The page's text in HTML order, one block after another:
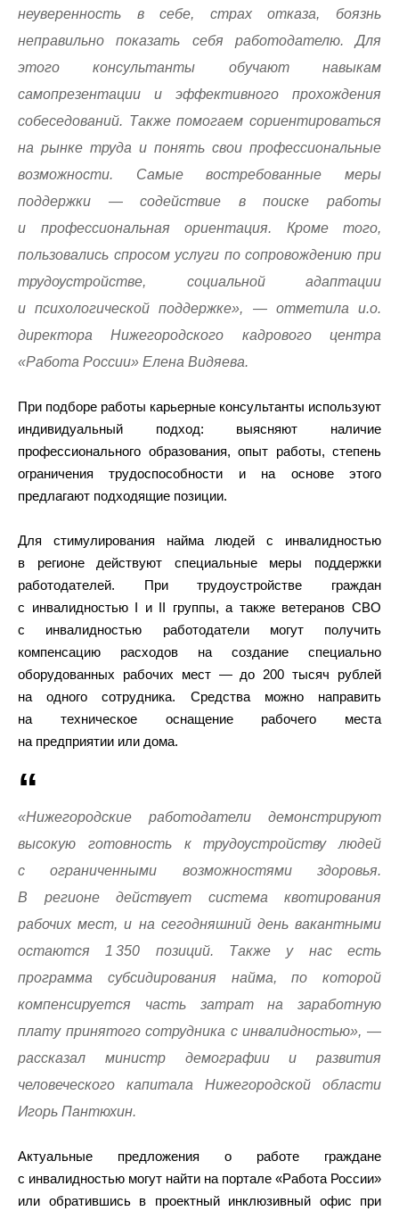
неуверенность в себе, страх отказа, боязнь
неправильно показать себя работодателю. Для
этого консультанты обучают навыкам
самопрезентации и эффективного прохождения
собеседований. Также помогаем сориентироваться
на рынке труда и понять свои профессиональные
возможности. Самые востребованные меры
поддержки — содействие в поиске работы
и профессиональная ориентация. Кроме того,
пользовались спросом услуги по сопровождению при
трудоустройстве, социальной адаптации
и психологической поддержке», — отметила и.о.
директора Нижегородского кадрового центра
«Работа России» Елена Видяева.
При подборе работы карьерные консультанты используют
индивидуальный подход: выясняют наличие
профессионального образования, опыт работы, степень
ограничения трудоспособности и на основе этого
предлагают подходящие позиции.
Для стимулирования найма людей с инвалидностью
в регионе действуют специальные меры поддержки
работодателей. При трудоустройстве граждан
с инвалидностью I и II группы, а также ветеранов СВО
с инвалидностью работодатели могут получить
компенсацию расходов на создание специально
оборудованных рабочих мест — до 200 тысяч рублей
на одного сотрудника. Средства можно направить
на техническое оснащение рабочего места
на предприятии или дома.
«Нижегородские работодатели демонстрируют
высокую готовность к трудоустройству людей
с ограниченными возможностями здоровья.
В регионе действует система квотирования
рабочих мест, и на сегодняшний день вакантными
остаются 1 350 позиций. Также у нас есть
программа субсидирования найма, по которой
компенсируется часть затрат на заработную
плату принятого сотрудника с инвалидностью», —
рассказал министр демографии и развития
человеческого капитала Нижегородской области
Игорь Пантюхин.
Актуальные предложения о работе граждане
с инвалидностью могут найти на портале «Работа России»
или обратившись в проектный инклюзивный офис при